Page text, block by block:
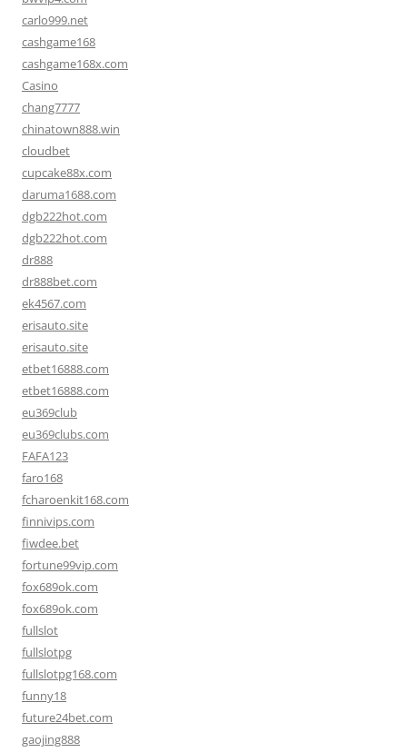
carlo999.net
cashgame168
cashgame168x.com
Casino
chang7777
chinatown888.win
cloudbet
cupcake88x.com
daruma1688.com
dgb222hot.com
dgb222hot.com
dr888
dr888bet.com
ek4567.com
erisauto.site
erisauto.site
etbet16888.com
etbet16888.com
eu369club
eu369clubs.com
FAFA123
faro168
fcharoenkit168.com
finnivips.com
fiwdee.bet
fortune99vip.com
fox689ok.com
fox689ok.com
fullslot
fullslotpg
fullslotpg168.com
funny18
future24bet.com
gaojing888